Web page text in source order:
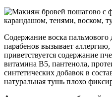
Содержание воска пальмового
парабенов вызывает
приветствуется содержание
витамина В5, пантенола,
синтетических добавок в
натуральная тушь плохо